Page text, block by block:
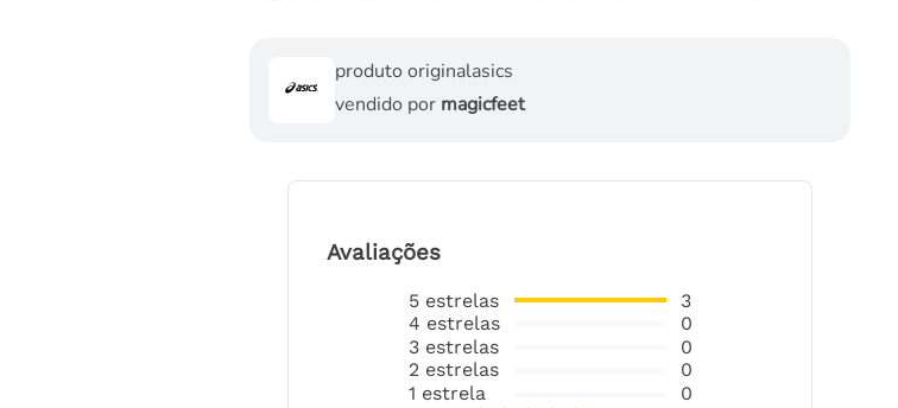
produto originalasics
vendido por magicfeet
Avaliações
5 estrelas
4 estrelas
3 estrelas
2 estrelas
1 estrela
3
0
0
0
0